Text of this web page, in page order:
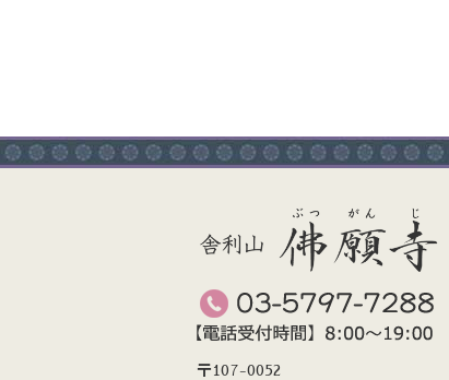
〒107-0052